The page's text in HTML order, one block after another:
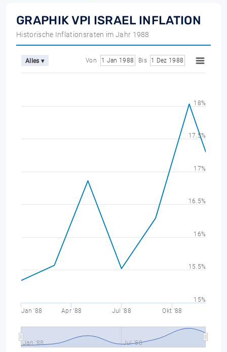
GRAPHIK VPI ISRAEL INFLATION
Historische Inflationsraten im Jahr 1988
Alles ▾ Von 1 Jan 1988 Bis 1 Dez 1988
Jan '88 Apr '88 Jul '88 Okt '88
Jan '88 Jul '88
15%
15.5%
16%
16.5%
17%
17.5%
18%